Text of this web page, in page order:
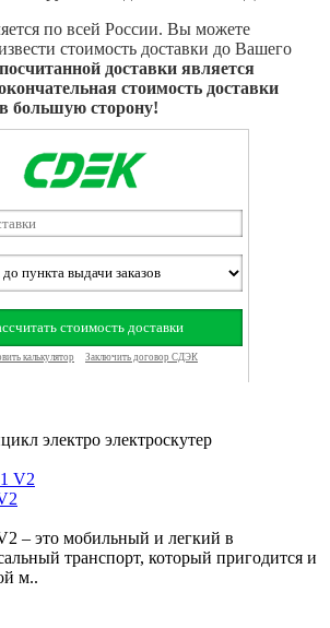
по всей России. Вы можете
стоимость доставки до Вашего
доставки является
стоимость доставки
большую сторону!
электро электроскутер
– это мобильный и легкий в
транспорт, который пригодится и
м..